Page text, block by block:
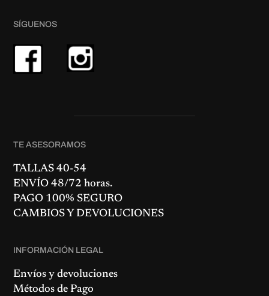
SÍGUENOS
TE ASESORAMOS
TALLAS 40-54
ENVÍO 48/72 horas.
PAGO 100% SEGURO
CAMBIOS Y DEVOLUCIONES
INFORMACIÓN LEGAL
Envíos y devoluciones
Métodos de Pago